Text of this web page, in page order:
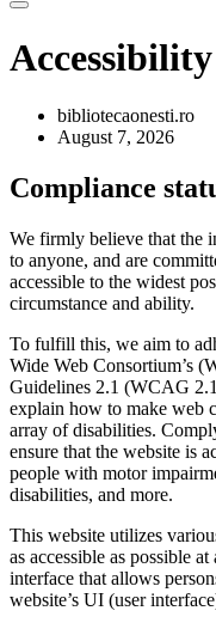
bibliotecaonesti.ro
August 7, 2026
Compliance
We firmly believe that the
to anyone, and are
accessible to the widest
circumstance and ability.
To fulfill this, we aim to
Wide Web Consortium’s
Guidelines 2.1 (WCAG
explain how to make web
array of disabilities.
ensure that the website is
people with motor
disabilities, and more.
This website utilizes
as accessible as possible
interface that allows
website’s UI (user